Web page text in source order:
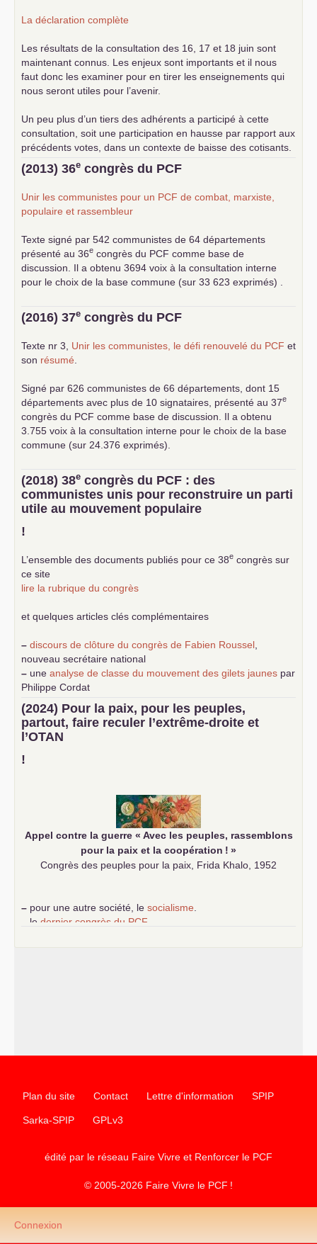
La déclaration complète
Les résultats de la consultation des 16, 17 et 18 juin sont
maintenant connus. Les enjeux sont importants et il nous
faut donc les examiner pour en tirer les enseignements qui
nous seront utiles pour l’avenir.
Un peu plus d’un tiers des adhérents a participé à cette
consultation, soit une participation en hausse par rapport aux
précédents votes, dans un contexte de baisse des cotisants.
... lire la suite
(2013) 36e congrès du PCF
Unir les communistes pour un PCF de combat, marxiste,
populaire et rassembleur
Texte signé par 542 communistes de 64 départements
présenté au 36e congrès du PCF comme base de
discussion. Il a obtenu 3694 voix à la consultation interne
pour le choix de la base commune (sur 33 623 exprimés) .
(2016) 37e congrès du PCF
Texte nr 3, Unir les communistes, le défi renouvelé du PCF et
son résumé
Signé par 626 communistes de 66 départements, dont 15
départements avec plus de 10 signataires, présenté au 37e
congrès du PCF comme base de discussion. Il a obtenu
3.755 voix à la consultation interne pour le choix de la base
commune (sur 24.376 exprimés).
(2018) 38e congrès du PCF : des
communistes unis pour reconstruire un parti
utile au mouvement populaire
!
L’ensemble des documents publiés pour ce 38e congrès sur
ce site
lire la rubrique du congrès
et quelques articles clés complémentaires
– discours de clôture du congrès de Fabien Roussel
nouveau secrétaire national
– une analyse de classe du mouvement des gilets jaunes par
Philippe Cordat
–
un texte de Jean-Claude Delaunay
le marxisme est la
science sociale de notre temps
–un appel proposé aux partis communistes et ouvrier
d’Europe
–
(2024) Pour la paix, pour les peuples,
partout, faire reculer l’extrême-droite et
l’OTAN
!
Appel contre la guerre « Avec les peuples, rassemblons
pour la paix et la coopération ! »
Congrès des peuples pour la paix, Frida Khalo, 1952
– pour une autre société, le socialisme
le dernier congrès du PCF
Plan du site Contact Lettre d'information SPIP
Sarka-SPIP GPLv3
édité par le réseau Faire Vivre et Renforcer le PCF
© 2005-2026 Faire Vivre le PCF !
Connexion